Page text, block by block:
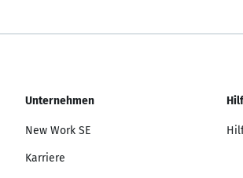
Unternehmen
New Work SE
Karriere